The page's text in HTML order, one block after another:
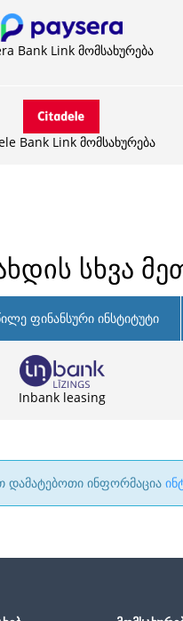
Bank Link მომსახურება
Bank Link მომსახურება
სხვა
ფინანსური ინსტიტუტი
Inbank leasing
დამატებოთი ინფორმაცია